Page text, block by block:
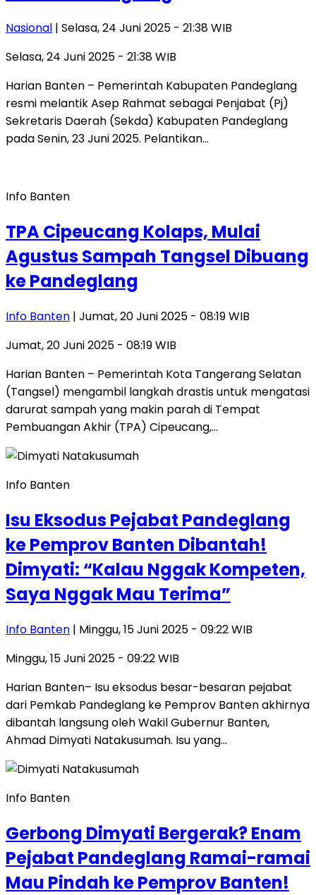
Nasional | Selasa, 24 Juni 2025 - 21:38 WIB
Selasa, 24 Juni 2025 - 21:38 WIB
Harian Banten – Pemerintah Kabupaten Pandeglang
resmi melantik Asep Rahmat sebagai Penjabat (Pj)
Sekretaris Daerah (Sekda) Kabupaten Pandeglang
pada Senin, 23 Juni 2025. Pelantikan…
Info Banten
TPA Cipeucang Kolaps, Mulai
Agustus Sampah Tangsel Dibuang
ke Pandeglang
Info Banten | Jumat, 20 Juni 2025 - 08:19 WIB
Jumat, 20 Juni 2025 - 08:19 WIB
Harian Banten – Pemerintah Kota Tangerang Selatan
(Tangsel) mengambil langkah drastis untuk mengatasi
darurat sampah yang makin parah di Tempat
Pembuangan Akhir (TPA) Cipeucang,…
Info Banten
Isu Eksodus Pejabat Pandeglang
ke Pemprov Banten Dibantah!
Dimyati: “Kalau Nggak Kompeten,
Saya Nggak Mau Terima”
Info Banten | Minggu, 15 Juni 2025 - 09:22 WIB
Minggu, 15 Juni 2025 - 09:22 WIB
Harian Banten– Isu eksodus besar-besaran pejabat
dari Pemkab Pandeglang ke Pemprov Banten akhirnya
dibantah langsung oleh Wakil Gubernur Banten,
Ahmad Dimyati Natakusumah. Isu yang…
Info Banten
Gerbong Dimyati Bergerak? Enam
Pejabat Pandeglang Ramai-ramai
Mau Pindah ke Pemprov Banten!